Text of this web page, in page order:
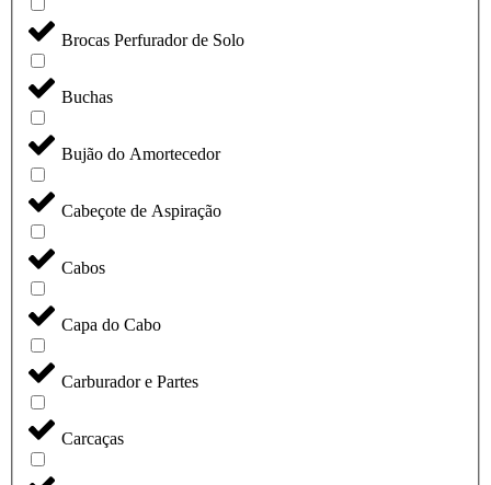
Brocas Perfurador de Solo
Buchas
Bujão do Amortecedor
Cabeçote de Aspiração
Cabos
Capa do Cabo
Carburador e Partes
Carcaças